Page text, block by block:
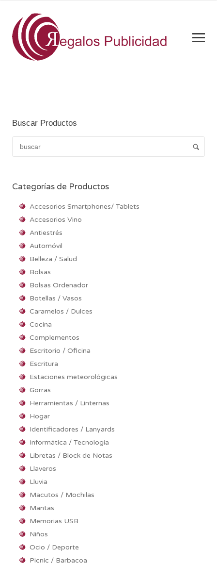
Buscar Productos
Categorías de Productos
Accesorios Smartphones/ Tablets
Accesorios Vino
Antiestrés
Automóvil
Belleza / Salud
Bolsas
Bolsas Ordenador
Botellas / Vasos
Caramelos / Dulces
Cocina
Complementos
Escritorio / Oficina
Escritura
Estaciones meteorológicas
Gorras
Herramientas / Linternas
Hogar
Identificadores / Lanyards
Informática / Tecnología
Libretas / Block de Notas
Llaveros
Lluvia
Macutos / Mochilas
Mantas
Memorias USB
Niños
Ocio / Deporte
Picnic / Barbacoa